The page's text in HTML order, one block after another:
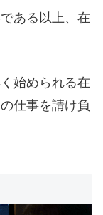
ある以上、在
始められる在
仕事を請け負